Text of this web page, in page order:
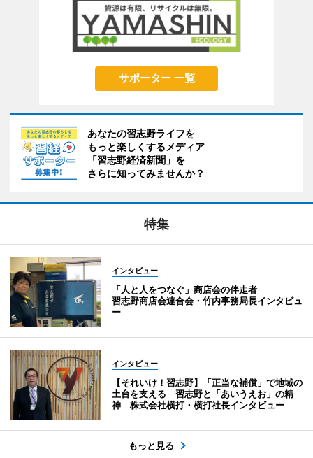
サポーター 一覧
あなたの習志野ライフを
もっと楽しくするメディア
「習志野経済新聞」を
さらに知ってみませんか？
特集
インタビュー
「人と人をつなぐ」商店会の伴走者
習志野商店会連合会・竹内事務局長インタビュ
ー
インタビュー
【それいけ！習志野】「正当な補償」で地域の
土台を支える 習志野と「あいうえお」の精
神 株式会社横打・横打社長インタビュー
もっと見る